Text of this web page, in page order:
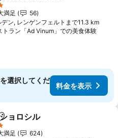
のランク
満足
56
デン, レンゲンフェルトまで11.3 km
トラン「Ad Vinum」での美食体験
選択してくだ
料金を表示
気に入りに追加
ョロシル
のランク
満足
624